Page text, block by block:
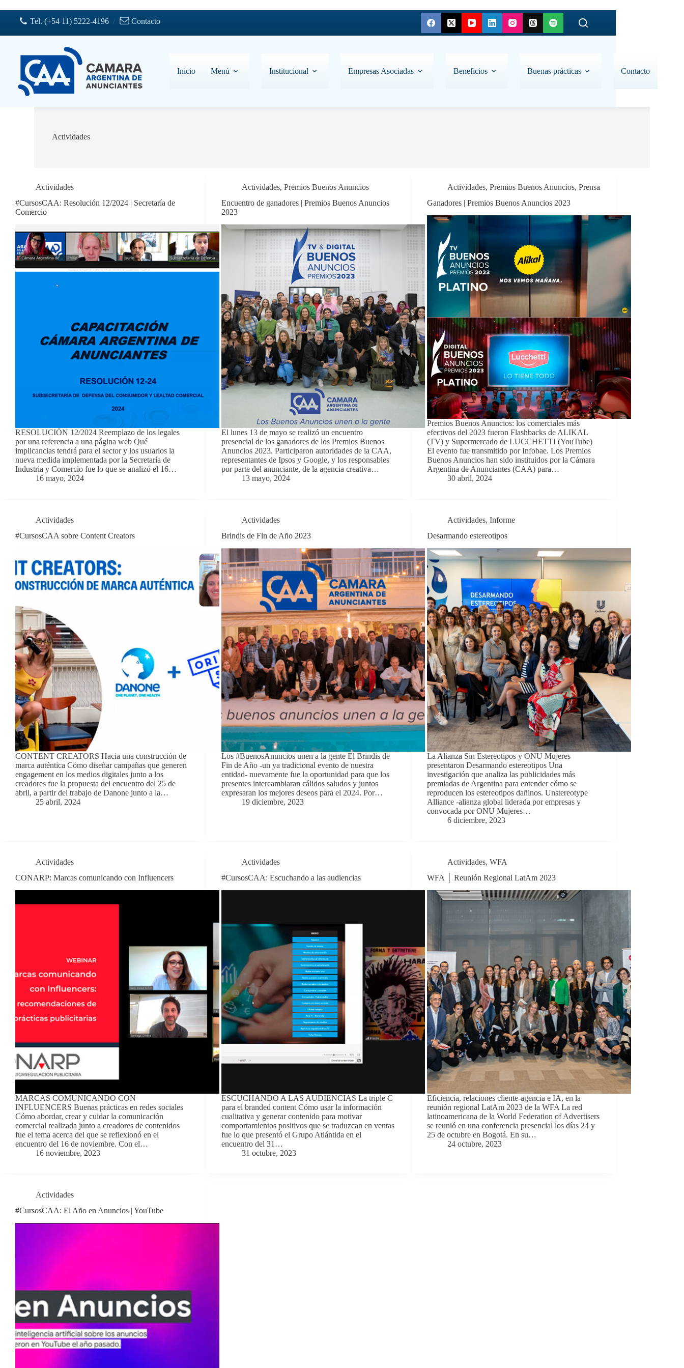
al
contenidoTel. (+54 11) 5222-4196/ Contacto
Inicio Menú Institucional Empresas Asociadas Beneficios Buenas prácticas Contacto
Actividades
Actividades
#CursosCAA: Resolución 12/2024 | Secretaría de
Comercio
RESOLUCIÓN 12/2024 Reemplazo de los legales
por una referencia a una página web Qué
implicancias tendrá para el sector y los usuarios la
nueva medida implementada por la Secretaría de
Industria y Comercio fue lo que se analizó el 16…
16 mayo, 2024
Actividades, Premios Buenos Anuncios
Encuentro de ganadores | Premios Buenos Anuncios
2023
El lunes 13 de mayo se realizó un encuentro
presencial de los ganadores de los Premios Buenos
Anuncios 2023. Participaron autoridades de la CAA,
representantes de Ipsos y Google, y los responsables
por parte del anunciante, de la agencia creativa…
13 mayo, 2024
Actividades,Premios Buenos Anuncios,Prensa
Ganadores | Premios Buenos Anuncios 2023
Premios Buenos Anuncios: los comerciales más
efectivos del 2023 fueron Flashbacks de ALIKAL
(TV) y Supermercado de LUCCHETTI (YouTube)
El evento fue transmitido por Infobae. Los Premios
Buenos Anuncios han sido instituidos por la Cámara
Argentina de Anunciantes (CAA) para…
30 abril, 2024
Actividades
#CursosCAA sobre Content Creators
CONTENT CREATORS Hacia una construcción de
marca auténtica Cómo diseñar campañas que generen
engagement en los medios digitales junto a los
creadores fue la propuesta del encuentro del 25 de
abril, a partir del trabajo de Danone junto a la…
25 abril, 2024
Actividades
Brindis de Fin de Año 2023
Los #BuenosAnuncios unen a la gente El Brindis de
Fin de Año -un ya tradicional evento de nuestra
entidad- nuevamente fue la oportunidad para que los
presentes intercambiaran cálidos saludos y juntos
expresaran los mejores deseos para el 2024. Por…
19 diciembre, 2023
Actividades,Informe
Desarmando estereotipos
La Alianza Sin Estereotipos y ONU Mujeres
presentaron Desarmando estereotipos Una
investigación que analiza las publicidades más
premiadas de Argentina para entender cómo se
reproducen los estereotipos dañinos. Unstereotype
Alliance -alianza global liderada por empresas y
convocada por ONU Mujeres…
6 diciembre, 2023
Actividades
CONARP: Marcas comunicando con Influencers
MARCAS COMUNICANDO CON
INFLUENCERS Buenas prácticas en redes sociales
Cómo abordar, crear y cuidar la comunicación
comercial realizada junto a creadores de contenidos
fue el tema acerca del que se reflexionó en el
encuentro del 16 de noviembre. Con el…
16 noviembre, 2023
Actividades
#CursosCAA: Escuchando a las audiencias
ESCUCHANDO A LAS AUDIENCIAS La triple C
para el branded content Cómo usar la información
cualitativa y generar contenido para motivar
comportamientos positivos que se traduzcan en ventas
fue lo que presentó el Grupo Atlántida en el
encuentro del 31…
31 octubre, 2023
Actividades,WFA
WFA │ Reunión Regional LatAm 2023
Eficiencia, relaciones cliente-agencia e IA, en la
reunión regional LatAm 2023 de la WFA La red
latinoamericana de la World Federation of Advertisers
se reunió en una conferencia presencial los días 24 y
25 de octubre en Bogotá. En su…
24 octubre, 2023
Actividades
#CursosCAA: El Año en Anuncios | YouTube